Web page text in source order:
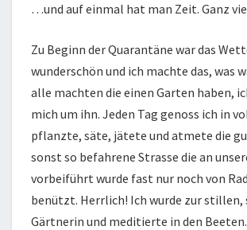
…und auf einmal hat man Zeit. Ganz
Zu Beginn der Quarantäne war das
wunderschön und ich machte das, was
alle machten die einen Garten haben,
mich um ihn. Jeden Tag genoss ich in
pflanzte, säte, jätete und atmete die
sonst so befahrene Strasse die an
vorbeiführt wurde fast nur noch von
benützt. Herrlich! Ich wurde zur stillen,
Gärtnerin und meditierte in den Beeten.